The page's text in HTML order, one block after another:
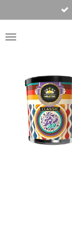
Hauptinhalt
springen